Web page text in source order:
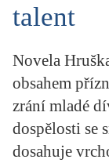
KATEGORIE
talent
Novela
obsahem
zrání mladé
dospělosti se
dosahuje